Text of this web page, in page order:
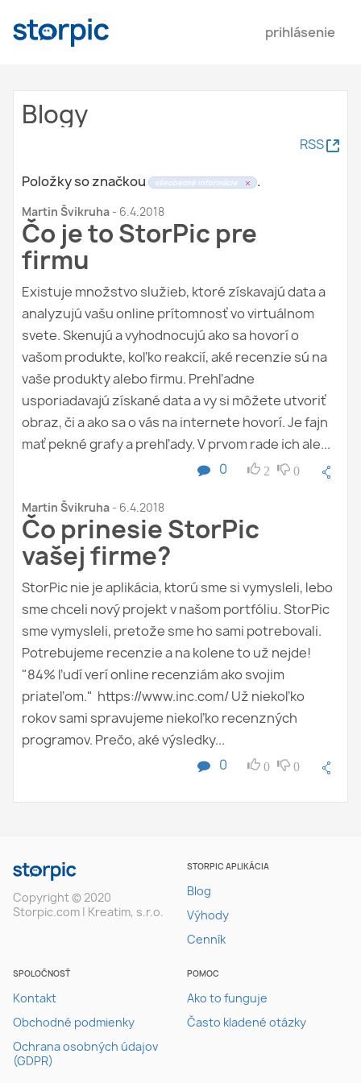
prihlásenie
Blogy
RSS
(
Položky so značkou všeobecné informácie .
Martin Švikruha - 6.4.2018
Čo je to StorPic pre
firmu
Existuje množstvo služieb, ktoré získavajú data a
analyzujú vašu online prítomnosť vo virtuálnom
svete. Skenujú a vyhodnocujú ako sa hovorí o
vašom produkte, koľko reakcií, aké recenzie sú na
vaše produkty alebo firmu. Prehľadne
usporiadavajú získané data a vy si môžete utvoriť
obraz, či a ako sa o vás na internete hovorí. Je fajn
mať pekné grafy a prehľady. V prvom rade ich ale...
0
2 0
Martin Švikruha - 6.4.2018
Čo prinesie StorPic
vašej firme?
StorPic nie je aplikácia, ktorú sme si vymysleli, lebo
sme chceli nový projekt v našom portfóliu. StorPic
sme vymysleli, pretože sme ho sami potrebovali.
Potrebujeme recenzie a na kolene to už nejde!
"84% ľudí verí online recenziám ako svojim
priateľom." https://www.inc.com/ Už niekoľko
rokov sami spravujeme niekoľko recenzných
programov. Prečo, aké výsledky...
0
0 0
Copyright © 2020
Storpic.com | Kreatim, s.r.o.
STORPIC APLIKÁCIA
Blog
Výhody
Cenník
SPOLOČNOSŤ
Kontakt
Obchodné podmienky
Ochrana osobných údajov
(GDPR)
POMOC
Ako to funguje
Často kladené otázky